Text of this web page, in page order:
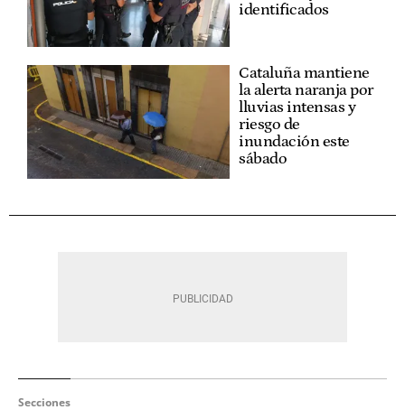
identificados
Cataluña mantiene
la alerta naranja por
lluvias intensas y
riesgo de
inundación este
sábado
Secciones